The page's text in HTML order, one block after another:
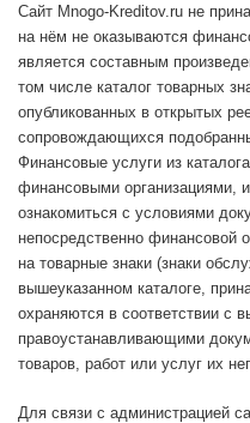
Сайт Mnogo-Kreditov.ru не
на нём не оказываются
является составным
том числе каталог товарных
опубликованных в открытых
сопровождающихся
Финансовые услуги из
финансовыми организациями,
ознакомиться с условиями
непосредственно финансовой
на товарные знаки (знаки
вышеуказанном каталоге,
охраняются в соответствии с
правоустанавливающими
товаров, работ или услуг их
Для связи с администрацией